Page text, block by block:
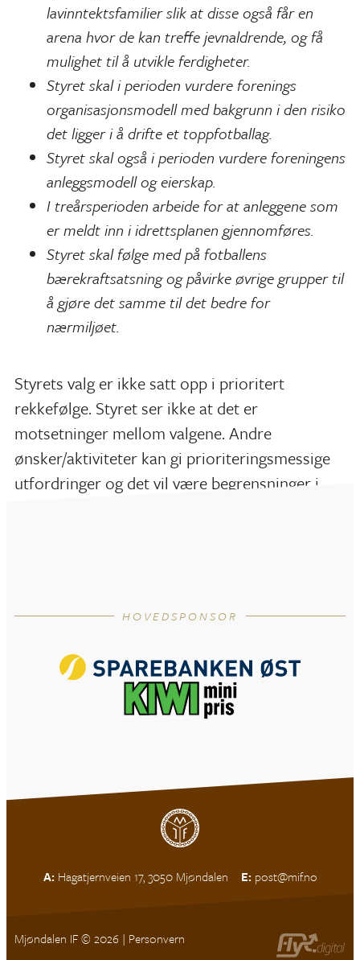
lavinntektsfamilier slik at disse også får en
arena hvor de kan treffe jevnaldrende, og få
mulighet til å utvikle ferdigheter.
Styret skal i perioden vurdere forenings
organisasjonsmodell med bakgrunn i den risiko
det ligger i å drifte et toppfotballag.
Styret skal også i perioden vurdere foreningens
anleggsmodell og eierskap.
I treårsperioden arbeide for at anleggene som
er meldt inn i idrettsplanen gjennomføres.
Styret skal følge med på fotballens
bærekraftsatsning og påvirke øvrige grupper til
å gjøre det samme til det bedre for
nærmiljøet.
Styrets valg er ikke satt opp i prioritert
rekkefølge. Styret ser ikke at det er
motsetninger mellom valgene. Andre
ønsker/aktiviteter kan gi prioriteringsmessige
utfordringer og det vil være begrensninger i
HOVEDSPONSOR
A:Hagatjernveien 17, 3050 Mjøndalen E: post@mif.no
Mjøndalen IF © 2026 | Personvern